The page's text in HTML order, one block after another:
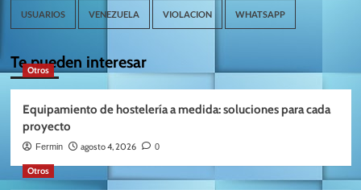
USUARIOS VENEZUELA VIOLACION WHATSAPP
Te pueden interesar
Otros
Equipamiento de hostelería a medida: soluciones para cada
proyecto
Fermin agosto 4, 2026 0
Otros